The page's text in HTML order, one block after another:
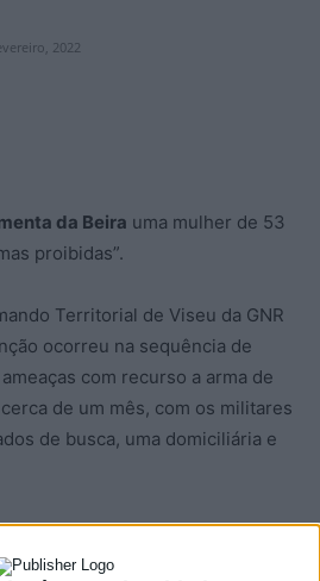
2022
da Beira uma mulher de 53
proibidas”.
Territorial de Viseu da GNR
ocorreu na sequência de
com recurso a arma de
de um mês, com os militares
de busca, uma domiciliária e
“uma carabina, uma arma
de ar comprimido, uma